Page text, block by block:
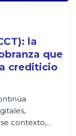
la
que
crediticio
contexto,